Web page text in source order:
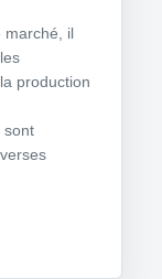
marché, il
production
sont